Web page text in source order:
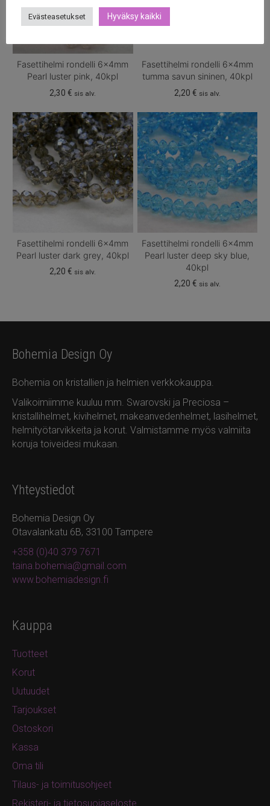
Fasettihelmi rondelli 6x4mm
Pearl luster pink, 40kpl
2,30€ sis alv.
Fasettihelmi rondelli 6x4mm
tumma savun sininen, 40kpl
2,20 € sis alv.
Fasettihelmi rondelli 6x4mm
Pearl luster dark grey, 40kpl
2,20€ sis alv.
Fasettihelmi rondelli 6x4mm
Pearl luster deep sky blue,
40kpl
2,20 € sis alv.
Bohemia Design Oy
Bohemia on kristallien ja helmien verkkokauppa.
Valikoimiimme kuuluu mm. Swarovski ja Preciosa –
kristallihelmet, kivihelmet, makeanvedenhelmet, lasihelmet,
helmityötarvikkeita ja korut. Valmistamme myös valmiita
koruja toiveidesi mukaan.
Yhteystiedot
Bohemia Design Oy
Otavalankatu 6B, 33100 Tampere
+358 (0)40 379 7671
taina.bohemia@gmail.com
www.bohemiadesign.fi
Kauppa
Tuotteet
Korut
Uutuudet
Tarjoukset
Ostoskori
Kassa
Oma tili
Tilaus- ja toimitusohjeet
Rekisteri- ja tietosuojaseloste
Evästeasetukset Hyväksy kaikki